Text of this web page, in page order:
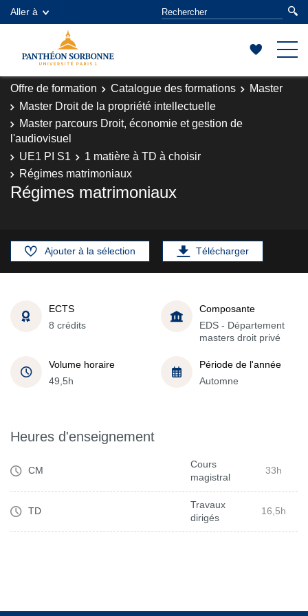
Aller à
Offre de formation Catalogue des formations
Master
Master Droit de la propriété intellectuelle
Master parcours Droit, économie et gestion de
l'audiovisuel
UE1 PI S1
1 matière à TD à choisir
Régimes matrimoniaux
Régimes matrimoniaux
Ajouter à la sélection Télécharger
ECTS
8 crédits
Composante
EDS - Département
masters droit privé
Volume horaire
49,5h
Période de l'année
Automne
Heures d'enseignement
CM
Cours
magistral
33h
TD
Travaux
dirigés
16,5h